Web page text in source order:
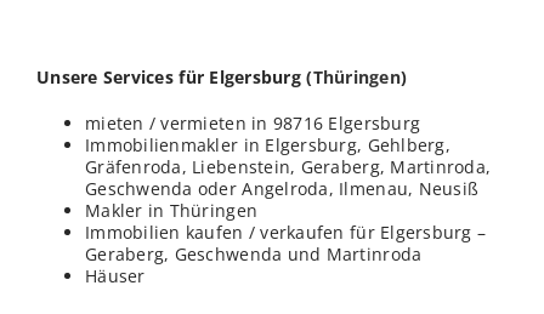
Unsere Services für Elgersburg (Thüringen)
mieten / vermieten in 98716 Elgersburg
Immobilienmakler in Elgersburg, Gehlberg,
Gräfenroda, Liebenstein, Geraberg, Martinroda,
Geschwenda oder Angelroda, Ilmenau, Neusiß
Makler in Thüringen
Immobilien kaufen / verkaufen für Elgersburg –
Geraberg, Geschwenda und Martinroda
Häuser